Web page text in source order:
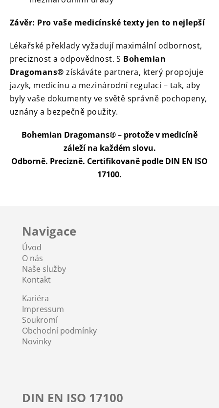
Závěr: Pro vaše medicínské texty jen to nejlepší
Lékařské překlady vyžadují maximální odbornost,
preciznost a odpovědnost. S Bohemian
Dragomans® získáváte partnera, který propojuje
jazyk, medicínu a mezinárodní regulaci – tak, aby
byly vaše dokumenty ve světě správně pochopeny,
uznány a bezpečně použity.
Bohemian Dragomans® – protože v medicíně
záleží na každém slovu.
Odborně. Precizně. Certifikovaně podle DIN EN ISO
17100.
Navigace
Úvod
O nás
Naše služby
Kontakt
Kariéra
Impressum
Soukromí
Obchodní podmínky
Novinky
DIN EN ISO 17100